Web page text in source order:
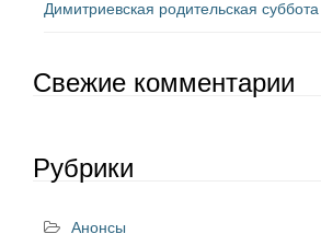
Димитриевская родительская суббота
Свежие комментарии
Рубрики
Анонсы